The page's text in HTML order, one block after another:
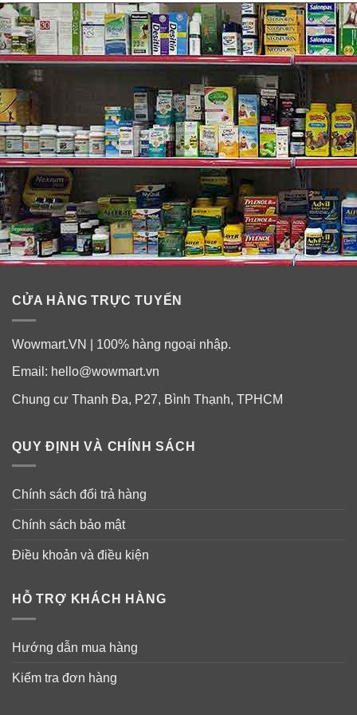
CỬA HÀNG TRỰC TUYẾN
Wowmart.VN | 100% hàng ngoại nhập.
Email: hello@wowmart.vn
Chung cư Thanh Đa, P27, Bình Thạnh, TPHCM
QUY ĐỊNH VÀ CHÍNH SÁCH
Chính sách đổi trả hàng
Chính sách bảo mật
Điều khoản và điều kiện
HỖ TRỢ KHÁCH HÀNG
Hướng dẫn mua hàng
Kiểm tra đơn hàng